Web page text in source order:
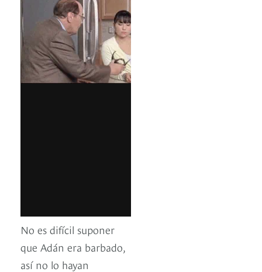
No es difícil suponer
que Adán era barbado,
así no lo hayan